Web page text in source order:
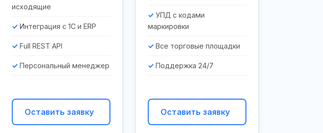
исходящие
Интеграция с 1С и ERP
Full REST API
Персональный менеджер
Оставить заявку
УПД с кодами
маркировки
Все торговые площадки
Поддержка 24/7
Оставить заявку